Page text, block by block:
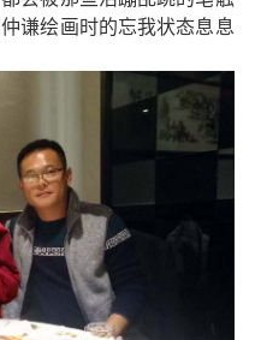
谦绘画时的忘我状态息息